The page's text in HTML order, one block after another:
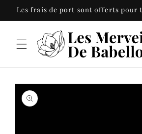
passer
au
Les frais de port sont offerts pour
Passer aux
informations
produits